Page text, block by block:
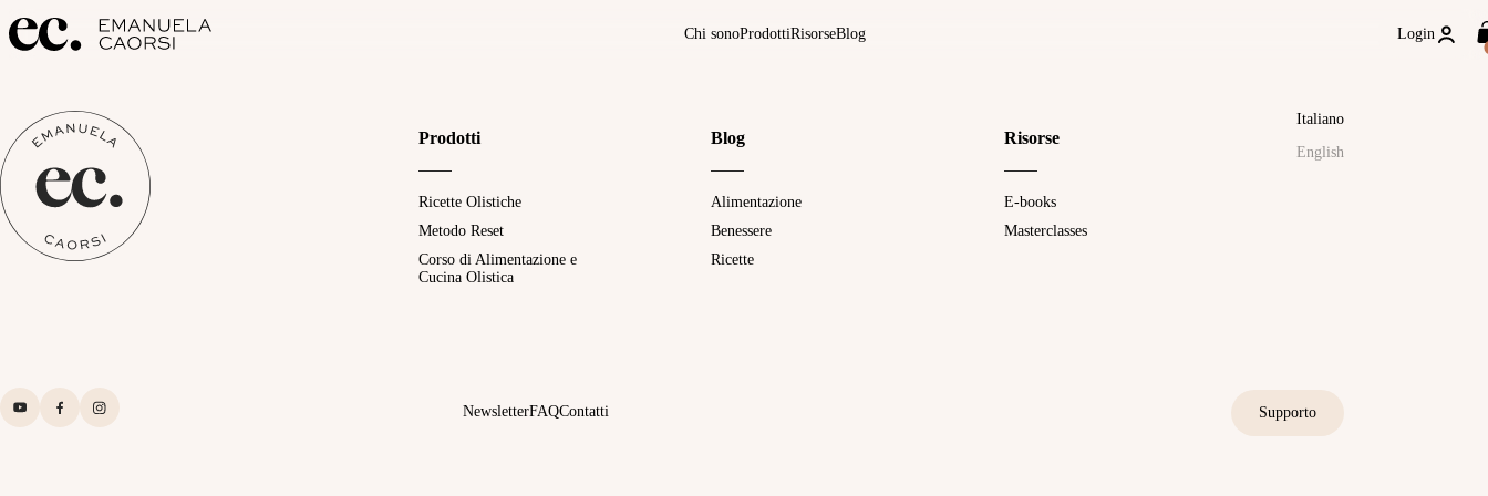
Chi sonoProdottiRisorseBlog Login
Prodotti
Ricette Olistiche
Metodo Reset
Corso di Alimentazione e
Cucina Olistica
Blog
Alimentazione
Benessere
Ricette
Risorse
E-books
Masterclasses
Italiano
English
NewsletterFAQContatti Supporto